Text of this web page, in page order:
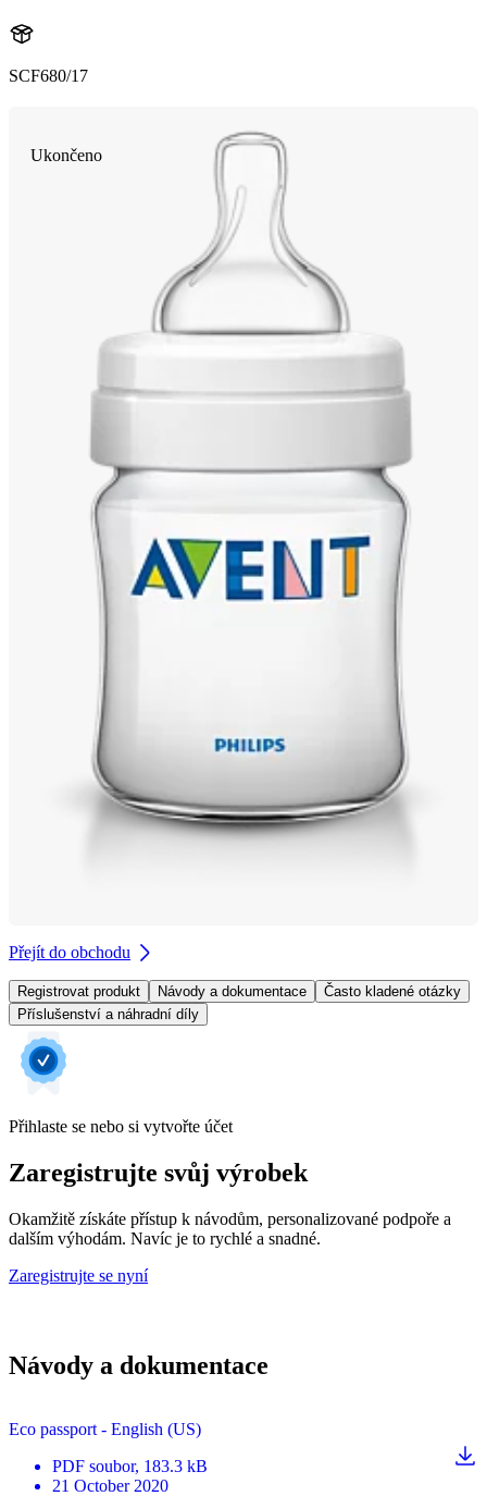
SCF680/17
Ukončeno
Přejít do obchodu
Registrovat produkt Návody a dokumentace
Často kladené otázky
Příslušenství a náhradní díly
Přihlaste se nebo si vytvořte účet
Zaregistrujte svůj výrobek
Okamžitě získáte přístup k návodům, personalizované podpoře a
dalším výhodám. Navíc je to rychlé a snadné.
Zaregistrujte se nyní
Návody a dokumentace
Eco passport - English (US)
PDF soubor, 183.3 kB
21 October 2020